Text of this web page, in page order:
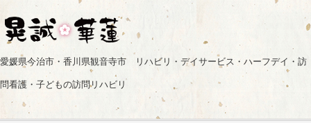
愛媛県今治市・香川県観音寺市 リハビリ・デイサービス・ハーフデイ・訪
問看護・子どもの訪問リハビリ